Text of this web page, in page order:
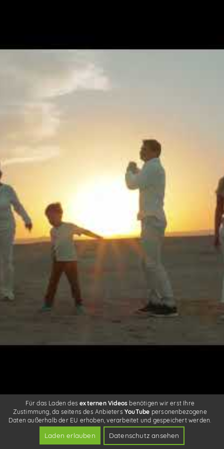
Für das Laden desexternen Videos benötigen wir erst Ihre
Zustimmung, da seitens des AnbietersYouTube personenbezogene
Daten außerhalb der EU erhoben, verarbeitet und gespeichert werden.
Laden erlauben Datenschutz ansehen